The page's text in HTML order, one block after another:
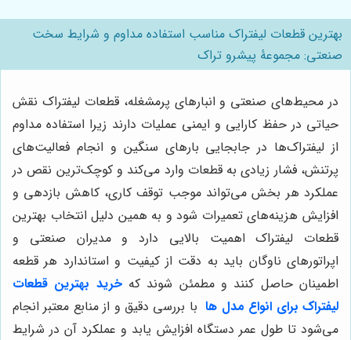
بهترین قطعات لیفتراک مناسب استفاده مداوم و شرایط سخت
صنعتی: مجموعۀ پیشرو تراک
در محیط‌های صنعتی و انبارهای پرمشغله، قطعات لیفتراک نقش
حیاتی در حفظ کارایی و ایمنی عملیات دارند زیرا استفاده مداوم
از لیفتراک‌ها در جابجایی بارهای سنگین و انجام فعالیت‌های
پرتنش، فشار زیادی به قطعات وارد می‌کند و کوچک‌ترین نقص در
عملکرد هر بخش می‌تواند موجب توقف کاری، کاهش بازدهی و
افزایش هزینه‌های تعمیرات شود و به همین دلیل انتخاب بهترین
قطعات لیفتراک اهمیت بالایی دارد و مدیران صنعتی و
اپراتورهای ناوگان باید به دقت از کیفیت و استاندارد هر قطعه
اطمینان حاصل کنند و مطمئن شوند کهخرید بهترین قطعات
لیفتراک برای انواع مدل ها با بررسی دقیق و از منابع معتبر انجام
می‌شود تا طول عمر دستگاه افزایش یابد و عملکرد آن در شرایط